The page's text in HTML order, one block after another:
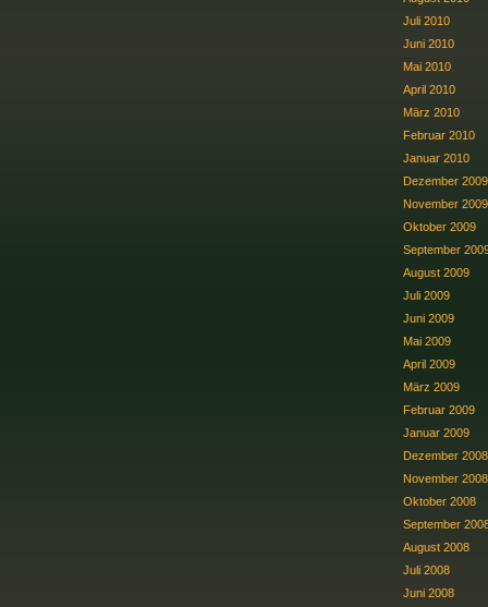
Juli 2010
Juni 2010
Mai 2010
April 2010
März 2010
Februar 2010
Januar 2010
Dezember 2009
November 2009
Oktober 2009
September
August 2009
Juli 2009
Juni 2009
Mai 2009
April 2009
März 2009
Februar 2009
Januar 2009
Dezember 2008
November 2008
Oktober 2008
September
August 2008
Juli 2008
Juni 2008